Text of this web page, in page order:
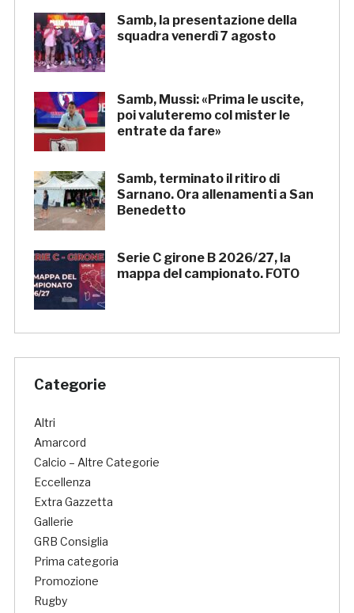
Samb, la presentazione della
squadra venerdì 7 agosto
Samb, Mussi: «Prima le uscite,
poi valuteremo col mister le
entrate da fare»
Samb, terminato il ritiro di
Sarnano. Ora allenamenti a San
Benedetto
Serie C girone B 2026/27, la
mappa del campionato. FOTO
Categorie
Altri
Amarcord
Calcio – Altre Categorie
Eccellenza
Extra Gazzetta
Gallerie
GRB Consiglia
Prima categoria
Promozione
Rugby